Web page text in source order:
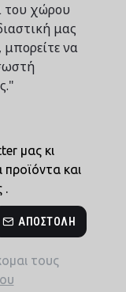
του χώρου
μας
να
μας κι
και
.
ΑΠΟΣΤΟΛΉ
τους